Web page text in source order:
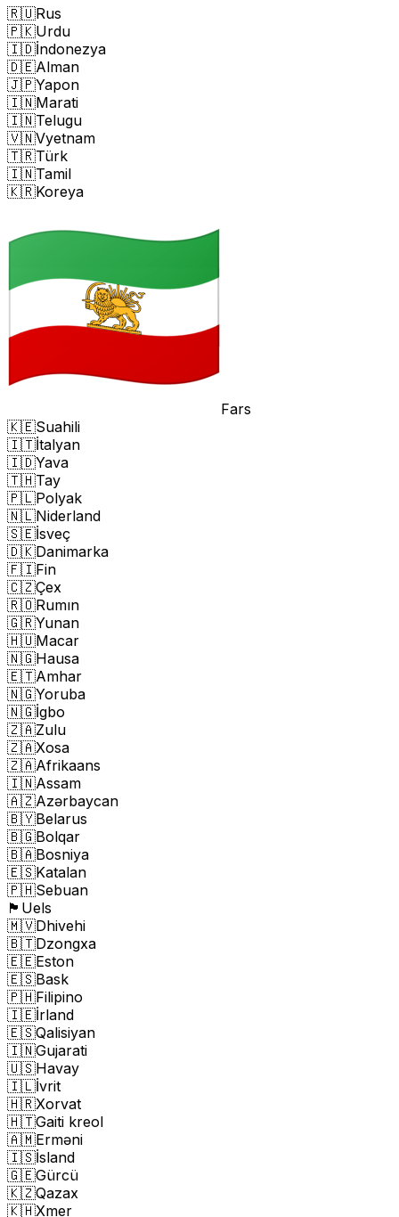
🇷🇺Rus
🇵🇰Urdu
🇮🇩İndonezya
🇩🇪Alman
🇯🇵Yapon
🇮🇳Marati
🇮🇳Telugu
🇻🇳Vyetnam
🇹🇷Türk
🇮🇳Tamil
🇰🇷Koreya
Fars
🇰🇪Suahili
🇮🇹İtalyan
🇮🇩Yava
🇹🇭Tay
🇵🇱Polyak
🇳🇱Niderland
🇸🇪İsveç
🇩🇰Danimarka
🇫🇮Fin
🇨🇿Çex
🇷🇴Rumın
🇬🇷Yunan
🇭🇺Macar
🇳🇬Hausa
🇪🇹Amhar
🇳🇬Yoruba
🇳🇬İgbo
🇿🇦Zulu
🇿🇦Xosa
🇿🇦Afrikaans
🇮🇳Assam
🇦🇿Azərbaycan
🇧🇾Belarus
🇧🇬Bolqar
🇧🇦Bosniya
🇪🇸Katalan
🇵🇭Sebuan
🏴󠁧󠁢󠁷󠁬󠁳󠁿 Uels
🇲🇻Dhivehi
🇧🇹Dzongxa
🇪🇪Eston
🇪🇸Bask
🇵🇭Filipino
🇮🇪İrland
🇪🇸Qalisiyan
🇮🇳Gujarati
🇺🇸Havay
🇮🇱İvrit
🇭🇷Xorvat
🇭🇹Gaiti kreol
🇦🇲Erməni
🇮🇸İsland
🇬🇪Gürcü
🇰🇿Qazax
🇰🇭Xmer